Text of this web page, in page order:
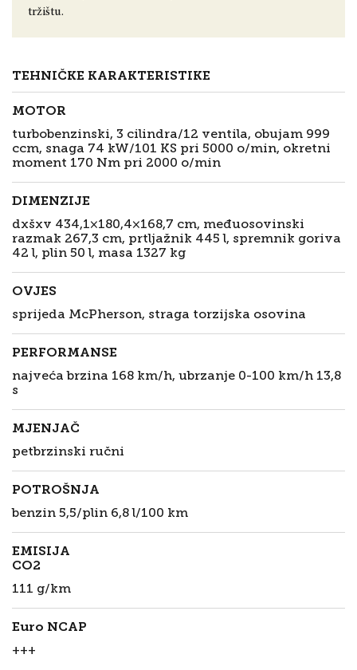
tržištu.
TEHNIČKE KARAKTERISTIKE
MOTOR
turbobenzinski, 3 cilindra/12 ventila, obujam 999
ccm, snaga 74 kW/101 KS pri 5000 o/min, okretni
moment 170 Nm pri 2000 o/min
DIMENZIJE
dxšxv 434,1×180,4×168,7 cm, međuosovinski
razmak 267,3 cm, prtljažnik 445 l, spremnik goriva
42 l, plin 50 l, masa 1327 kg
OVJES
sprijeda McPherson, straga torzijska osovina
PERFORMANSE
najveća brzina 168 km/h, ubrzanje 0-100 km/h 13,8
s
MJENJAČ
petbrzinski ručni
POTROŠNJA
benzin 5,5/plin 6,8 l/100 km
EMISIJA
CO2
111 g/km
Euro NCAP
+++